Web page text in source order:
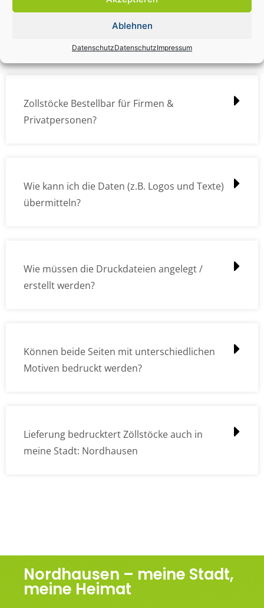
Ablehnen
DatenschutzDatenschutzImpressum
Zollstock Druckdatencheck / Profidatencheck
Zollstöcke Bestellbar für Firmen &
Privatpersonen?
Wie kann ich die Daten (z.B. Logos und Texte)
übermitteln?
Wie müssen die Druckdateien angelegt /
erstellt werden?
Können beide Seiten mit unterschiedlichen
Motiven bedruckt werden?
Lieferung bedrucktert Zöllstöcke auch in
meine Stadt: Nordhausen
Nordhausen – meine Stadt,
meine Heimat